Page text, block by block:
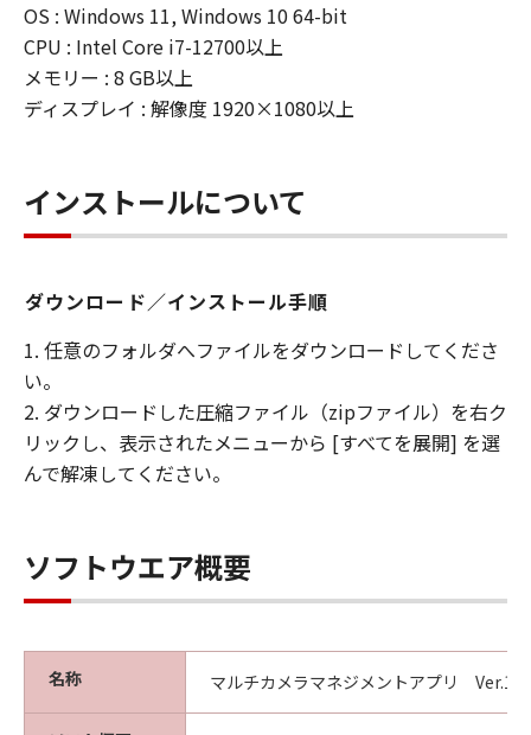
頒布、リースもしくは貸与その他の方法に
より、第三者に「許諾ソフトウェア」を使
用させることはできません。
(2) お客様は、「許諾ソフトウェア」の全
ル、逆アセンブル、その他リバースエンジ
ニアリング等することはできません。また
第三者にこのような行為をさせてはなりま
「許諾ソフトウェア」に係る知的財産権
ンのライセンサーに帰属します。
著作権表示
お客様は、「許諾ソフトウェア」に含まれ
の著作権表示を変更し、除去しもしくは削
除してはなりません。
キヤノン、キヤノンの子会社、キヤノンの
関連会社、それらの販売代理店および販売
店、またはキヤノンのライセンサーは、
OS : Windows 11, Windows 10 64-bit
CPU : Intel Core i7-12700以上
メモリー : 8 GB以上
ディスプレイ : 解像度 1920×1080以上
インストールについて
ダウンロード／インストール手順
1. 任意のフォルダへファイルをダウンロードしてくださ
い。
2. ダウンロードした圧縮ファイル（zipファイル）を右ク
リックし、表示されたメニューから [すべてを展開] を選
んで解凍してください。
ソフトウエア概要
名称 マルチカメラマネジメントアプリ